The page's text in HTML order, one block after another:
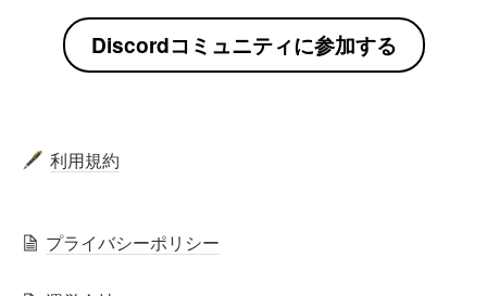
Discordコミュニティに参加する
🖋️ 利用規約
プライバシーポリシー